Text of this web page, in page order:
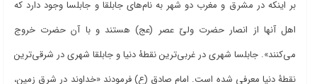
بر اینکه در مشرق و مغرب دو شهر به نامهای جابلقا و جابلسا وجود دارد که
اهل آنها از انصار حضرت ولیّ عصر (عج) هستند و با آن حضرت خروج
میکنند». جابلسا شهری در غربیترین نقطۀ دنیا و جابلقا شهری در شرقیترین
نقطۀ دنیا معرفی شده است. امام صادق (ع) فرمودند «خداوند در شرق زمین،